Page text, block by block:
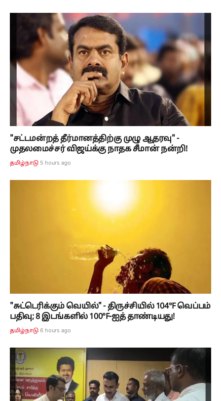
"சட்டமன்றத் தீர்மானத்திற்கு முழு ஆதரவு" -
முதலமைச்சர் விஜய்க்கு நாதக சீமான் நன்றி!
தமிழ்நாடு 5 hours ago
"சுட்டெரிக்கும் வெயில்" - திருச்சியில் 104°F வெப்பம்
பதிவு; 8 இடங்களில் 100°F-ஐத் தாண்டியது!
தமிழ்நாடு 6 hours ago